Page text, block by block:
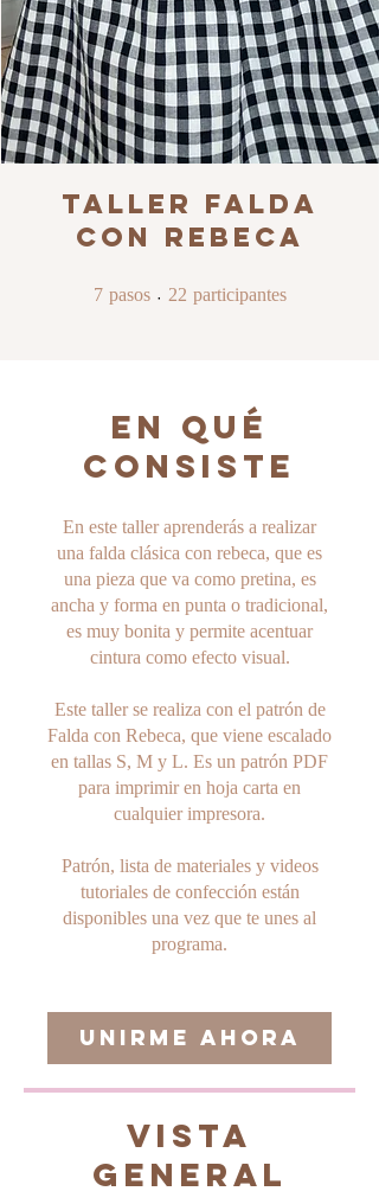
Taller Falda
con Rebeca
7 pasos 7 pasos
22 participantes
En qué
consiste
En este taller aprenderás a realizar
una falda clásica con rebeca, que es
una pieza que va como pretina, es
ancha y forma en punta o tradicional,
es muy bonita y permite acentuar
cintura como efecto visual.
Este taller se realiza con el patrón de
Falda con Rebeca, que viene escalado
en tallas S, M y L. Es un patrón PDF
para imprimir en hoja carta en
cualquier impresora.
Patrón, lista de materiales y videos
tutoriales de confección están
disponibles una vez que te unes al
programa.
Unirme ahora
Vista
general